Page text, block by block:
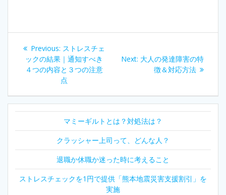
ビ
ゲ
ー
シ
Previous: Previous
post:
ストレスチェ
ックの結果｜通知すべき
４つの内容と３つの注意
点
Next: Next
post:
大人の発達障害の特
徴＆対応方法
マミーギルトとは？対処法は？
クラッシャー上司って、どんな人？
退職か休職か迷った時に考えること
ストレスチェックを1円で提供「熊本地震災害支援割引」を
実施